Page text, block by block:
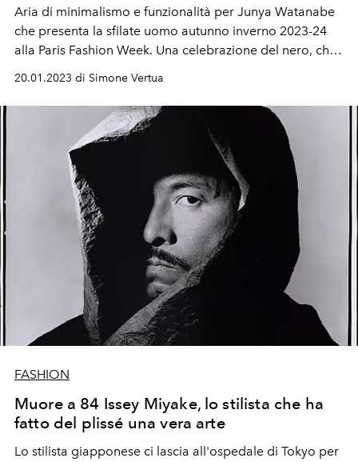
Aria di minimalismo e funzionalità per Junya Watanabe
che presenta la sfilate uomo autunno inverno 2023-24
alla Paris Fashion Week. Una celebrazione del nero, che
ha segnato il periodo dei designer giapponesi, rivisto
20.01.2023 di Simone Vertua
FASHION
Muore a 84 Issey Miyake, lo stilista che ha
fatto del plissé una vera arte
Lo stilista giapponese ci lascia all'ospedale di Tokyo per